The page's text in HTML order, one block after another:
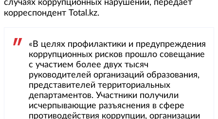
случаях коррупционных нарушений, передает
корреспондент Total.kz.
«В целях профилактики и предупреждения
коррупционных рисков прошло совещание
с участием более двух тысяч
руководителей организаций образования,
представителей территориальных
департаментов. Участники получили
исчерпывающие разъяснения в сфере
противодействия коррупции, организации